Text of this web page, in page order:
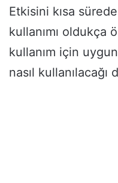
Etkisini kısa
kullanımı oldukça
kullanım için
nasıl kullanılacağı